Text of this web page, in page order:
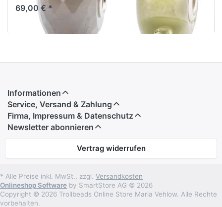
69,00 € *
Informationen
Service, Versand & Zahlung
Firma, Impressum & Datenschutz
Newsletter abonnieren
Vertrag widerrufen
* Alle Preise inkl. MwSt., zzgl. Versandkosten
Onlineshop Software by SmartStore AG © 2026
Copyright © 2026 Trollbeads Online Store Maria Vehlow. Alle Rechte
vorbehalten.